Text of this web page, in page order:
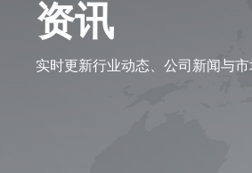
资讯
实时更新行业动态、公司新闻与